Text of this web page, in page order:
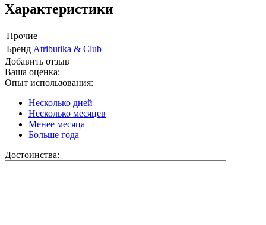
Характеристики
Прочие
Бренд Atributika & Club
Добавить отзыв
Ваша оценка:
Опыт использования:
Несколько дней
Несколько месяцев
Менее месяца
Больше года
Достоинства: